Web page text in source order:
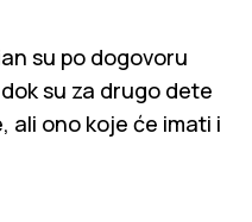
su po dogovoru
su za drugo dete
ali ono koje će imati i